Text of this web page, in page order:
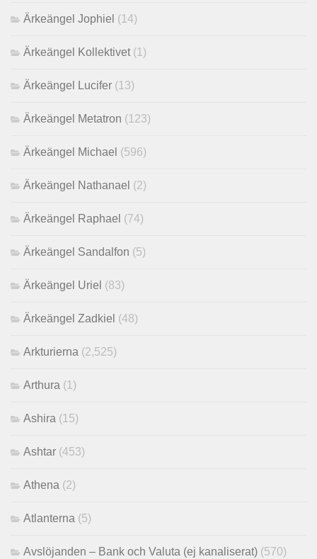
Ärkeängel Jophiel (14)
Ärkeängel Kollektivet(1)
Ärkeängel Lucifer (13)
Ärkeängel Metatron (123)
Ärkeängel Michael (596)
Ärkeängel Nathanael (2)
Ärkeängel Raphael (74)
Ärkeängel Sandalfon (5)
Ärkeängel Uriel (83)
Ärkeängel Zadkiel (48)
Arkturierna (2,525)
Arthura (1)
Ashira (15)
Ashtar (453)
Athena (2)
Atlanterna (5)
Avslöjanden – Bank och Valuta (ej kanaliserat) (570)